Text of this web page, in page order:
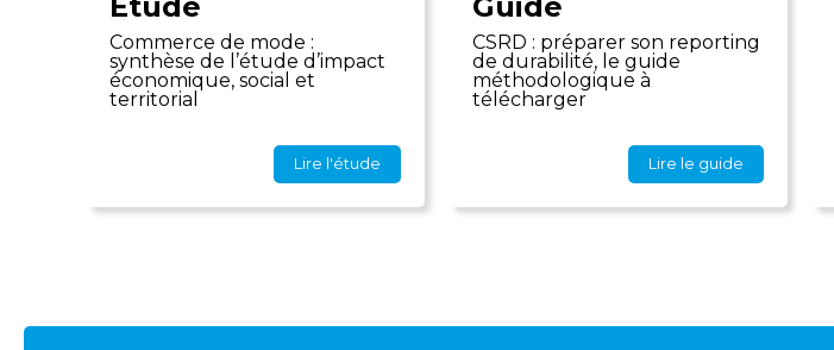
Commerce de mode :
synthèse de l’étude d’impact
économique, social et
territorial
Lire l'étude
CSRD : préparer son reporting
de durabilité, le guide
méthodologique à
télécharger
Lire le guide